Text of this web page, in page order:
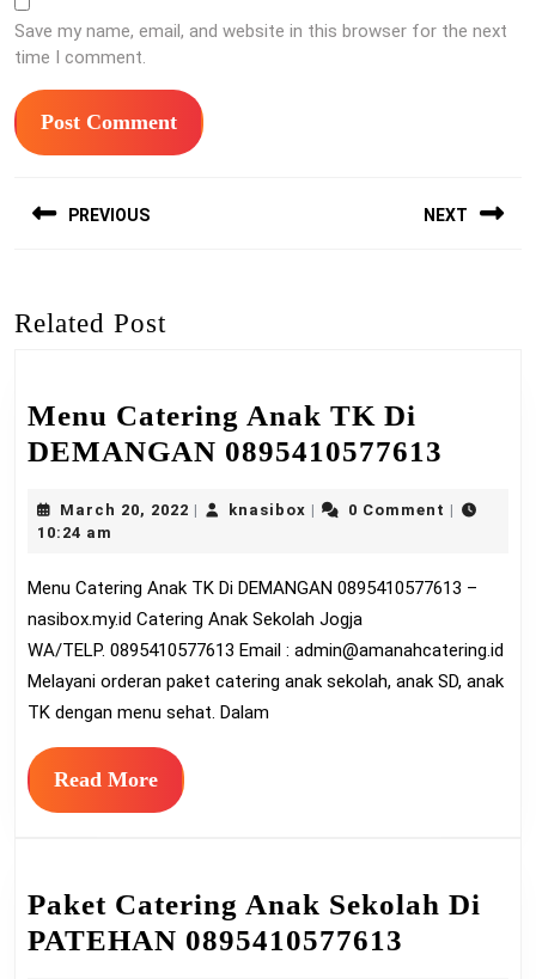
Save my name, email, and website in this browser for the next
time I comment.
navigation
PREVIOUS NEXT
Related Post
Menu Catering Anak TK Di
DEMANGAN 0895410577613
Anak
Di
March 20, 2022 Marchknasiboxknasibox0 Comment
10:24 am
Menu Catering Anak TK Di DEMANGAN 0895410577613 –
nasibox.my.id Catering Anak Sekolah Jogja
WA/TELP. 0895410577613 Email : admin@amanahcatering.id
Melayani orderan paket catering anak sekolah, anak SD, anak
TK dengan menu sehat. Dalam
Read MoreRead
More
Paket Catering Anak Sekolah Di
PATEHAN 0895410577613